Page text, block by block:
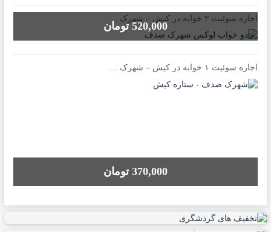
اجاره سوئیت ۲ خوابه در کیش – شهرک صدف
520,000 تومان
اجاره سوئیت ۱ خوابه در کیش – شهرک صدف
370,000 تومان